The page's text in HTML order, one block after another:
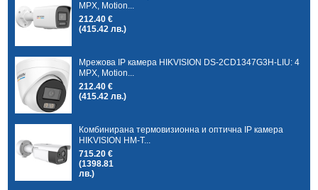
MPX, Motion...
212.40 €
(415.42 лв.)
Мрежова IP камера HIKVISION DS-2CD1347G3H-LIU: 4
MPX, Motion...
212.40 €
(415.42 лв.)
Комбинирана термовизионна и оптична IP камера
HIKVISION HM-T...
715.20 €
(1398.81
лв.)